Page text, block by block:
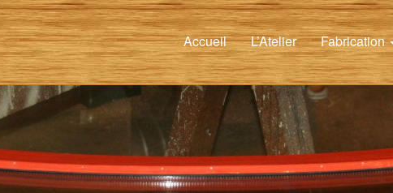
Accueil L’Atelier Fabrication